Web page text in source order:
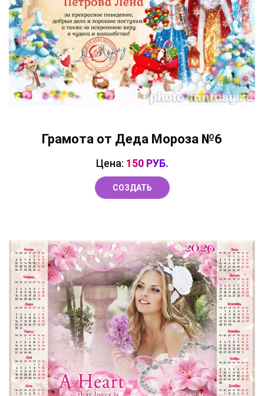
Грамота от Деда Мороза №6
Цена: 150 РУБ.
СОЗДАТЬ